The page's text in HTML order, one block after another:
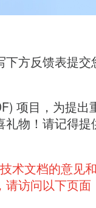
下方反馈表提交
项目，为提出
礼物！请记得提
术文档的意见
请访问以下页面